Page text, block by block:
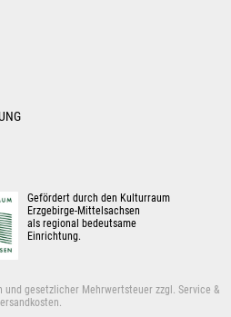
Gefördert durch den Kulturraum
Erzgebirge-Mittelsachsen
als regional bedeutsame
Einrichtung.
und gesetzlicher Mehrwertsteuer zzgl. Service &